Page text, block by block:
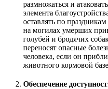
размножаться и
элемента
оставлять по
на могилах умерших
голубей и бродячих
переносят опасные
человека, если он
животного кормовой
Обеспечение